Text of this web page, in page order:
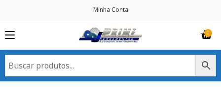
Minha Conta